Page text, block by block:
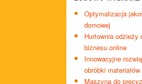
Optymalizacja
domowej
Hurtownia odzieży
biznesu online
Innowacyjne
obróbki materiałów
Maszyna do